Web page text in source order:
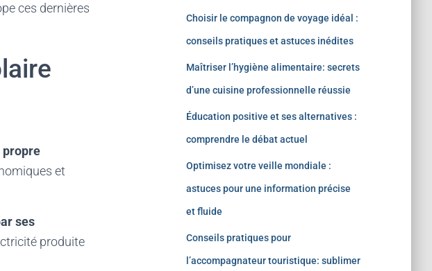
ces dernières
propre
et
ses
produite
Choisir le compagnon de voyage idéal :
conseils pratiques et astuces inédites
Maîtriser l’hygiène alimentaire: secrets
d’une cuisine professionnelle réussie
Éducation positive et ses alternatives :
comprendre le débat actuel
Optimisez votre veille mondiale :
astuces pour une information précise
et fluide
Conseils pratiques pour
l’accompagnateur touristique: sublimer